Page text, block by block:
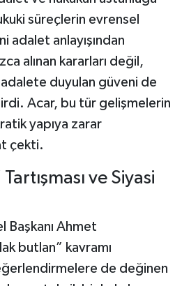
süreçlerin evrensel
adalet anlayışından
alınan kararları değil,
duyulan güveni de
Acar, bu tür gelişmelerin
yapıya zarar
çekti.
ve Siyasi
Başkanı Ahmet
butlan” kavramı
de değinen